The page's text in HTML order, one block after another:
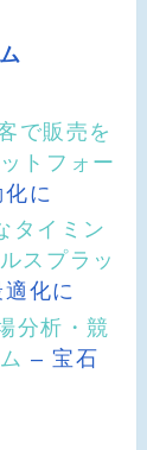
で販売を
トフォー
に
タイミン
スプラッ
化に
分析・競
– 宝石